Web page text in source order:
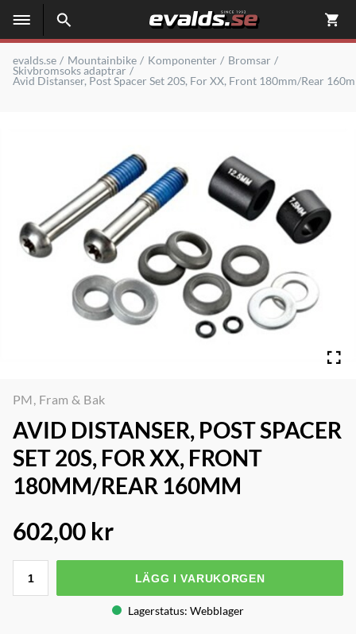
evalds.se Mountainbike Komponenter
Bromsar
Skivbromsoks adaptrar
Avid Distanser, Post Spacer Set 20S, For XX, Front 180mm/Rear
PM, Fram & Bak
AVID DISTANSER, POST SPACER
SET 20S, FOR XX, FRONT
180MM/REAR 160MM
602,00 kr
LÄGG I VARUKORGEN
Lagerstatus: Webblager